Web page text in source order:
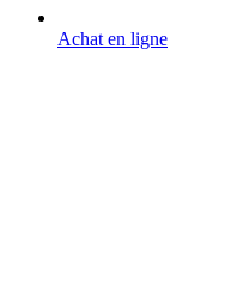
Achat en ligne